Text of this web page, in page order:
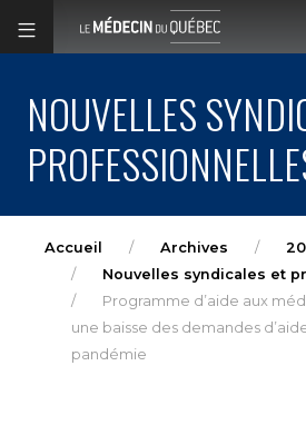
NOUVELLES
Accueil Archives
Nouvelles syndicales et
Programme d’aide aux
une baisse des demandes
pandémie